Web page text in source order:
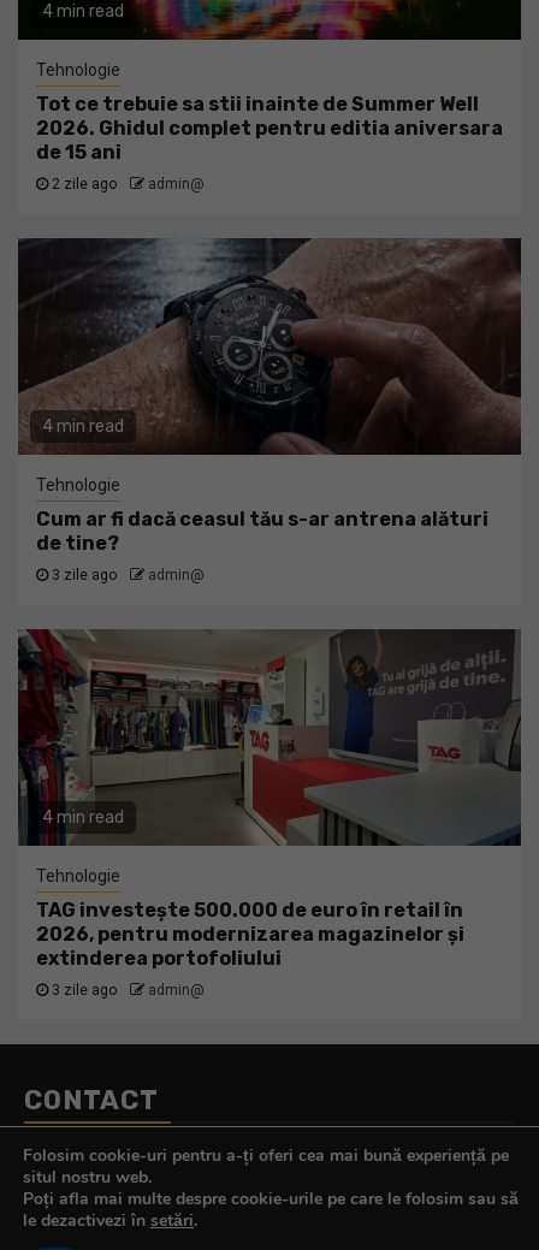
4 min read
Tehnologie
Tot ce trebuie sa stii inainte de Summer Well
2026. Ghidul complet pentru editia aniversara
de 15 ani
2 zile ago admin@
4 min read
Tehnologie
Cum ar fi dacă ceasul tău s-ar antrena alături
de tine?
3 zile ago admin@
4 min read
Tehnologie
TAG investește 500.000 de euro în retail în
2026, pentru modernizarea magazinelor și
extinderea portofoliului
3 zile ago admin@
CONTACT
Telefon: 0770.290.165
E-mail:contact@tehnologistul.ro
Folosim cookie-uri pentru a-ți oferi cea mai bună experiență pe
situl nostru web.
Poți afla mai multe despre cookie-urile pe care le folosim sau să
le dezactivezi în setări.